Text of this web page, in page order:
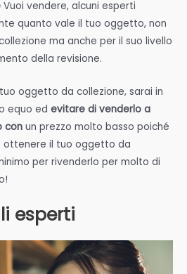
Vuoi vendere, alcuni esperti
quanto vale il tuo oggetto, non
ma anche per il suo livello
della revisione.
oggetto da collezione, sarai in
equo ed evitare di venderlo a
con un prezzo molto basso poiché
ottenere il tuo oggetto da
per rivenderlo per molto di
esperti